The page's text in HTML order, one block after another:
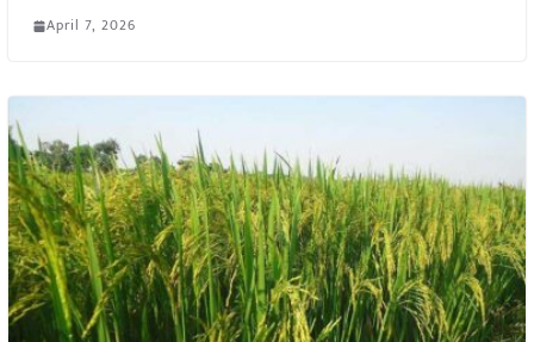
April 7, 2026